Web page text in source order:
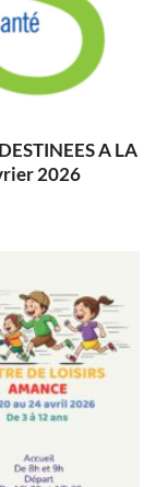
A LA
2026